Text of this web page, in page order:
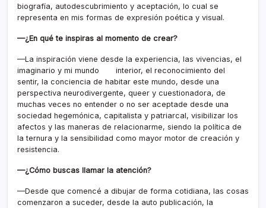
biografía, autodescubrimiento y aceptación, lo cual se
representa en mis formas de expresión poética y visual.
—¿En qué te inspiras al momento de crear?
—La inspiración viene desde la experiencia, las vivencias, el
imaginario y mi mundo interior, el reconocimiento del
sentir, la conciencia de habitar este mundo, desde una
perspectiva neurodivergente, queer y cuestionadora, de
muchas veces no entender o no ser aceptade desde una
sociedad hegemónica, capitalista y patriarcal, visibilizar los
afectos y las maneras de relacionarme, siendo la política de
la ternura y la sensibilidad como mayor motor de creación y
resistencia.
—¿Cómo buscas llamar la atención?
—Desde que comencé a dibujar de forma cotidiana, las cosas
comenzaron a suceder, desde la auto publicación, la